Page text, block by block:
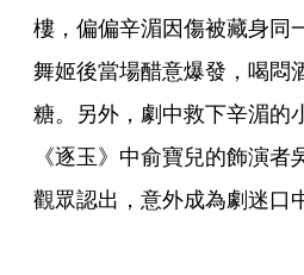
樓，偏偏辛湄因傷被藏身同
舞姬後當場醋意爆發，喝悶
糖。另外，劇中救下辛湄的
《逐玉》中俞寶兒的飾演
觀眾認出，意外成為劇迷口